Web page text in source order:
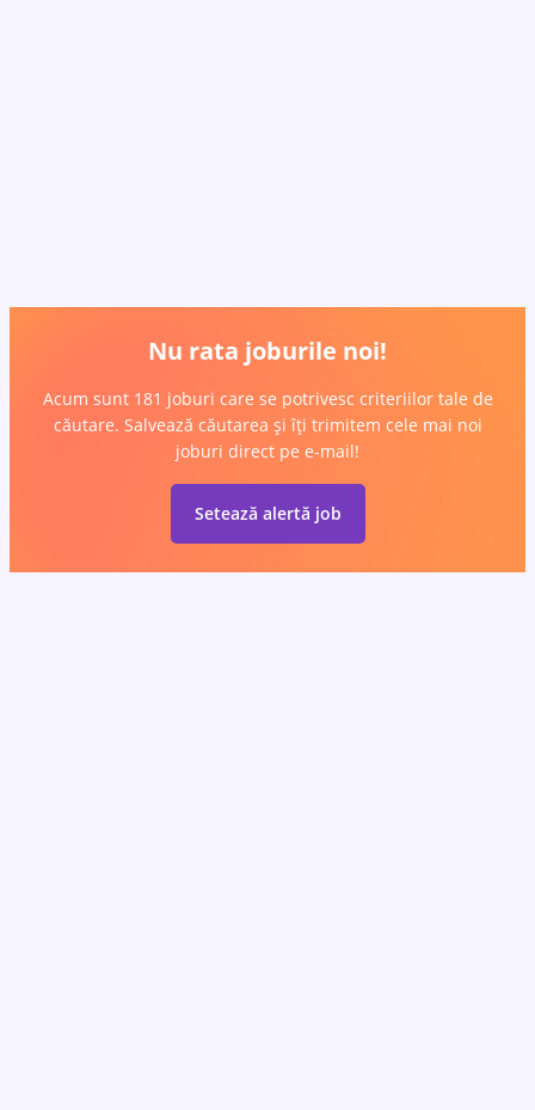
Nu rata joburile noi!
Acum sunt 181 joburi care se potrivesc criteriilor tale de
căutare. Salvează căutarea și îți trimitem cele mai noi
joburi direct pe e-mail!
Setează alertă job